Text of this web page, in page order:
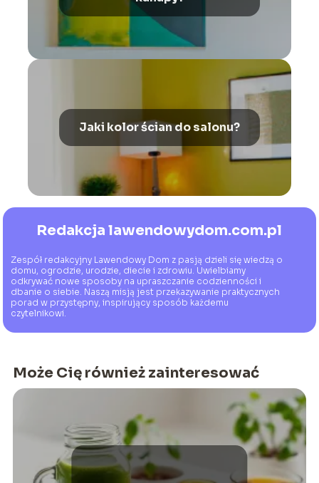
Jaki kolor ścian do salonu?
Redakcja lawendowydom.com.pl
Zespół redakcyjny Lawendowy Dom z pasją dzieli się wiedzą o
domu, ogrodzie, urodzie, diecie i zdrowiu. Uwielbiamy
odkrywać nowe sposoby na upraszczanie codzienności i
dbanie o siebie. Naszą misją jest przekazywanie praktycznych
porad w przystępny, inspirujący sposób każdemu
czytelnikowi.
Może Cię również zainteresować